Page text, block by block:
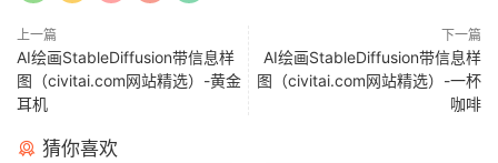
上一篇
AI绘画StableDiffusion带信息样
图（civitai.com网站精选）-黄金
耳机
下一篇
AI绘画StableDiffusion带信息样
图（civitai.com网站精选）-一杯
咖啡
猜你喜欢